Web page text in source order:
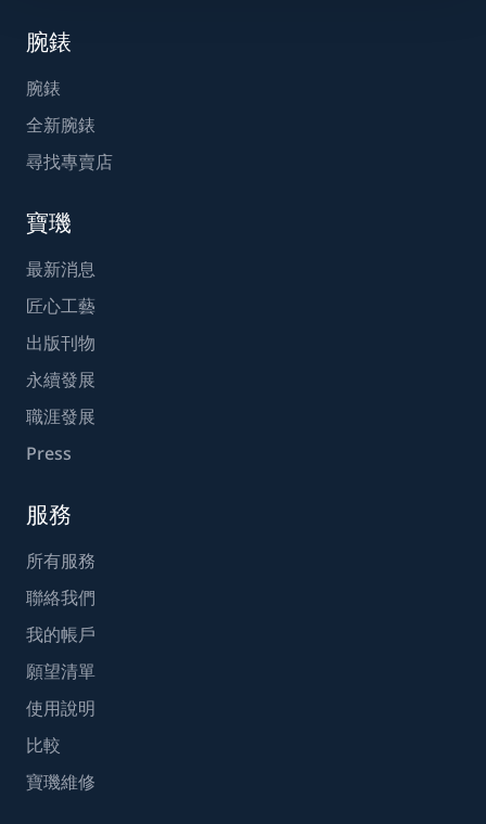
腕錶
腕錶
全新腕錶
尋找專賣店
寶璣
最新消息
匠心工藝
出版刊物
永續發展
職涯發展
Press
服務
所有服務
聯絡我們
我的帳戶
願望清單
使用說明
比較
寶璣維修